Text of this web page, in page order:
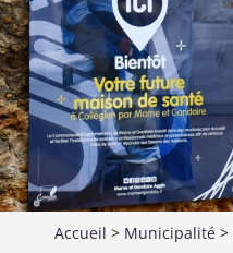
Accueil > Municipalité >